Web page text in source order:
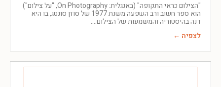
"הצילום כראי התקופה" (באנגלית: On Photography, "על צילום")
הוא ספר חשוב ורב השפעה משנת 1977 של סוזן סונטג, בו היא
דנה בהיסטוריה והמשמעות של הצילום.
לצפיה ←